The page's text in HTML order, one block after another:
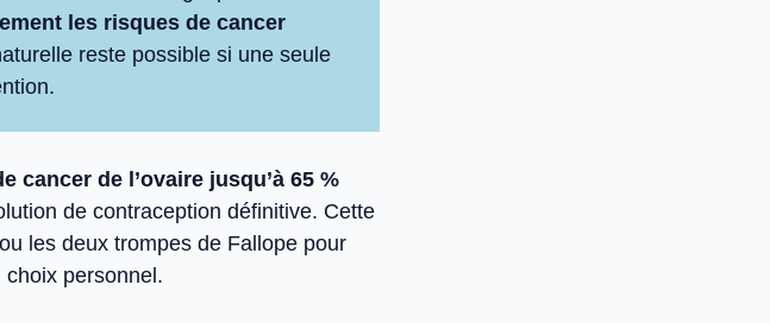
les risques de cancer
reste possible si une seule
cancer de l’ovaire jusqu’à 65 %
de contraception définitive. Cette
les deux trompes de Fallope pour
personnel.